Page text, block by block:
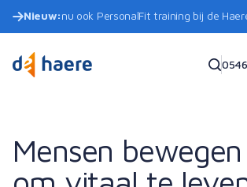
Nieuw:nu ook PersonalFit training bij de
Mensen bewegen